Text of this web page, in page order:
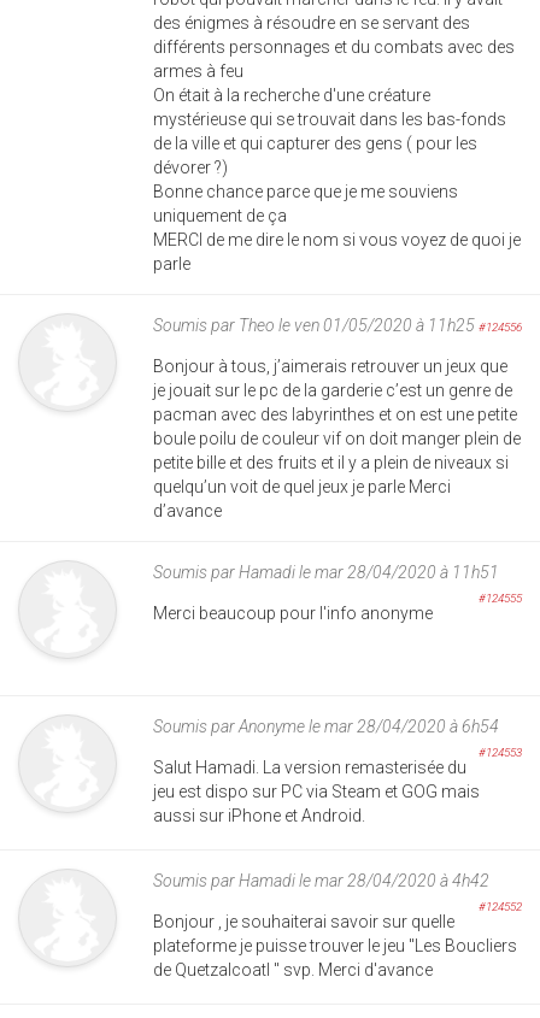
des énigmes à résoudre en se servant des
différents personnages et du combats avec des
armes à feu
On était à la recherche d'une créature
mystérieuse qui se trouvait dans les bas-fonds
de la ville et qui capturer des gens ( pour les
dévorer ?)
Bonne chance parce que je me souviens
uniquement de ça
MERCI de me dire le nom si vous voyez de quoi je
parle
Soumis par Theo le ven 01/05/2020 à 11h25 #124556
Bonjour à tous, j’aimerais retrouver un jeux que
je jouait sur le pc de la garderie c’est un genre de
pacman avec des labyrinthes et on est une petite
boule poilu de couleur vif on doit manger plein de
petite bille et des fruits et il y a plein de niveaux si
quelqu’un voit de quel jeux je parle Merci
d’avance
Soumis parHamadile mar 28/04/2020 à 11h51
#124555
Merci beaucoup pour l'info anonyme
Soumis parAnonymele mar 28/04/2020 à 6h54
#124553
Salut Hamadi. La version remasterisée du
jeu est dispo sur PC via Steam et GOG mais
aussi sur iPhone et Android.
Soumis parHamadile mar 28/04/2020 à 4h42
#124552
Bonjour , je souhaiterai savoir sur quelle
plateforme je puisse trouver le jeu "Les Boucliers
de Quetzalcoatl " svp. Merci d'avance